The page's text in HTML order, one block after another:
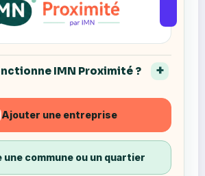
IMN Proximité ?
Ajouter une entreprise
une commune ou un quartier